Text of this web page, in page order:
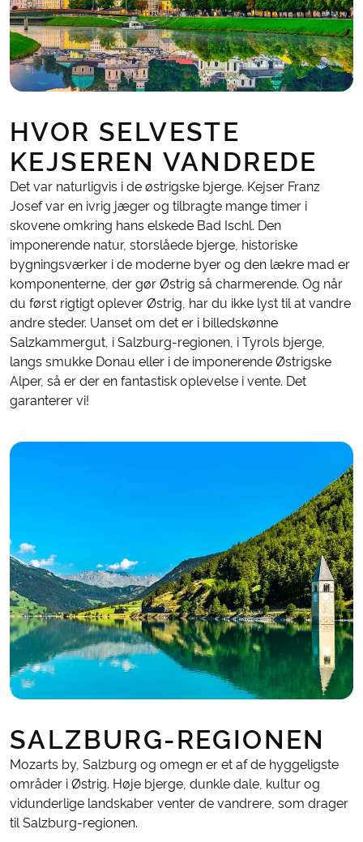
HVOR SELVESTE
KEJSEREN VANDREDE
Det var naturligvis i de østrigske bjerge. Kejser Franz
Josef var en ivrig jæger og tilbragte mange timer i
skovene omkring hans elskede Bad Ischl. Den
imponerende natur, storslåede bjerge, historiske
bygningsværker i de moderne byer og den lækre mad er
komponenterne, der gør Østrig så charmerende. Og når
du først rigtigt oplever Østrig, har du ikke lyst til at vandre
andre steder. Uanset om det er i billedskønne
Salzkammergut, i Salzburg-regionen, i Tyrols bjerge,
langs smukke Donau eller i de imponerende Østrigske
Alper, så er der en fantastisk oplevelse i vente. Det
garanterer vi!
SALZBURG-REGIONEN
Mozarts by, Salzburg og omegn er et af de hyggeligste
områder i Østrig. Høje bjerge, dunkle dale, kultur og
vidunderlige landskaber venter de vandrere, som drager
til Salzburg-regionen.